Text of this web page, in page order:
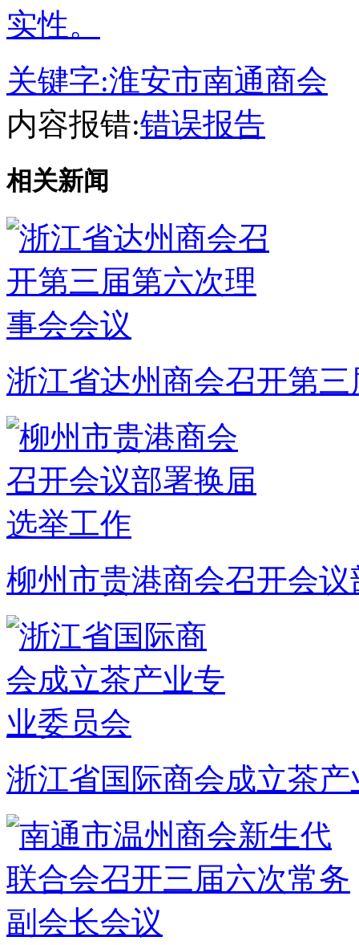
实性。
关键字:淮安市南通商会
内容报错:错误报告
相关新闻
浙江省达州商会召开第
柳州市贵港商会召开会
浙江省国际商会成立茶